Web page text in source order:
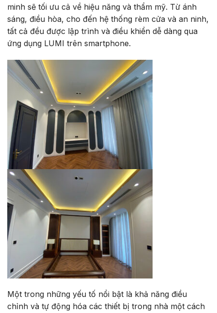
minh sẽ tối ưu cả về hiệu năng và thẩm mỹ. Từ ánh
sáng, điều hòa, cho đến hệ thống rèm cửa và an ninh,
tất cả đều được lập trình và điều khiển dễ dàng qua
ứng dụng LUMI trên smartphone.
Một trong những yếu tố nổi bật là khả năng điều
chỉnh và tự động hóa các thiết bị trong nhà một cách